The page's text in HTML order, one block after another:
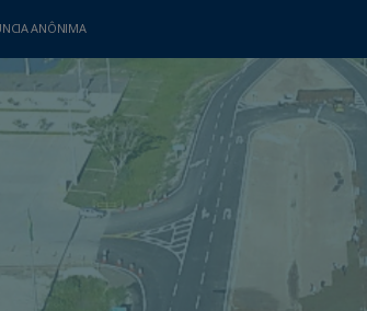
ANÔNIMA